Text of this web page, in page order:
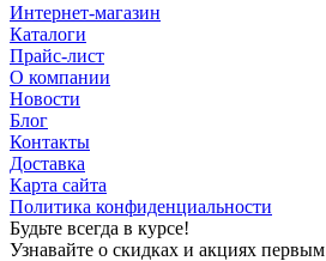
Интернет-магазин
Каталоги
Прайс-лист
О компании
Новости
Блог
Контакты
Доставка
Карта сайта
Политика конфиденциальности
Будьте всегда в курсе!
Узнавайте о скидках и акциях первым